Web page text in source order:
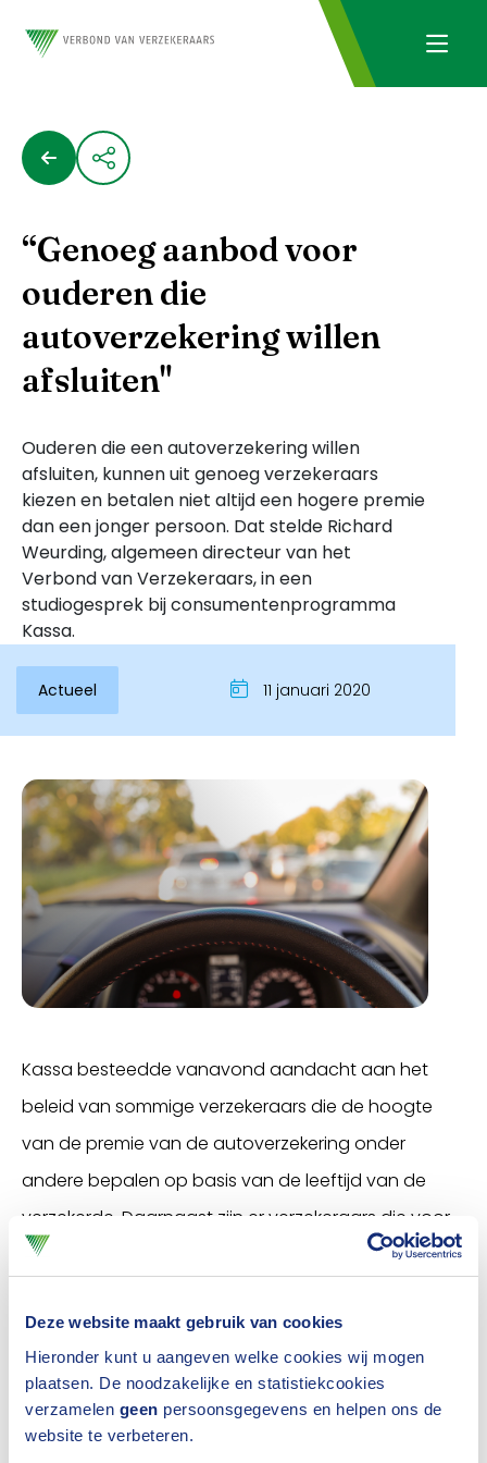
Deze website maakt gebruik van cookies
Hieronder kunt u aangeven welke cookies wij mogen
plaatsen. De noodzakelijke en statistiekcookies
verzamelen geen persoonsgegevens en helpen ons de
website te verbeteren.
Inloggen
“Genoeg aanbod voor
ouderen die
autoverzekering willen
afsluiten"
Ouderen die een autoverzekering willen
afsluiten, kunnen uit genoeg verzekeraars
kiezen en betalen niet altijd een hogere premie
dan een jonger persoon. Dat stelde Richard
Weurding, algemeen directeur van het
Verbond van Verzekeraars, in een
studiogesprek bij consumentenprogramma
Kassa.
Actueel 11 januari 2020
Kassa besteedde vanavond aandacht aan het
beleid van sommige verzekeraars die de hoogte
van de premie van de autoverzekering onder
andere bepalen op basis van de leeftijd van de
verzekerde. Daarnaast zijn er verzekeraars die voor
nieuwe klanten een leeftijdsgrens hanteren.
Leeftijd heeft invloed op schadekans
Aan tafel bij Kassa stelde Weurding dat de
schadekans stijgt naarmate een bestuurder ouder
wordt. “Uit statistieken van het Verbond van